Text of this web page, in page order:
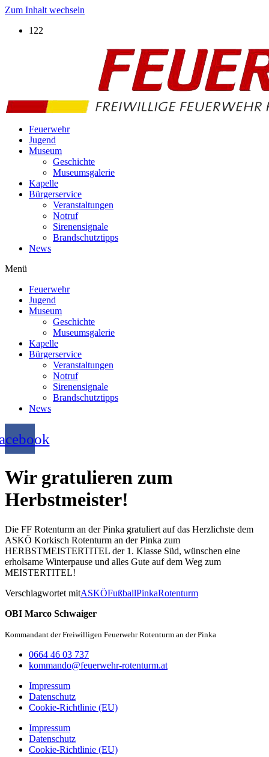
Zum Inhalt wechseln
122
Feuerwehr
Jugend
Museum
Geschichte
Museumsgalerie
Kapelle
Bürgerservice
Veranstaltungen
Notruf
Sirenensignale
Brandschutztipps
News
Menü
Feuerwehr
Jugend
Museum
Geschichte
Museumsgalerie
Kapelle
Bürgerservice
Veranstaltungen
Notruf
Sirenensignale
Brandschutztipps
News
Wir gratulieren zum
Herbstmeister!
Die FF Rotenturm an der Pinka gratuliert auf das Herzlichste dem
ASKÖ Korkisch Rotenturm an der Pinka zum
HERBSTMEISTERTITEL der 1. Klasse Süd, wünschen eine
erholsame Winterpause und alles Gute auf dem Weg zum
MEISTERTITEL!
Verschlagwortet mitASKÖFußballPinkaRotenturm
OBI Marco Schwaiger
Kommandant der Freiwilligen Feuerwehr Rotenturm an der Pinka
0664 46 03 737
kommando@feuerwehr-rotenturm.at
Impressum
Datenschutz
Cookie-Richtlinie (EU)
Impressum
Datenschutz
Cookie-Richtlinie (EU)